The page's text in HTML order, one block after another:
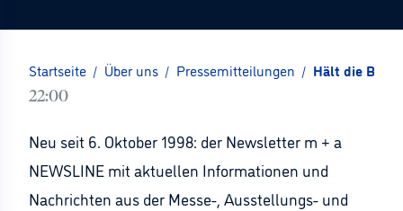
Startseite / Über uns / Pressemitteilungen / Hält die
22:00
Neu seit 6. Oktober 1998: der Newsletter m + a
NEWSLINE mit aktuellen Informationen und
Nachrichten aus der Messe-, Ausstellungs- und